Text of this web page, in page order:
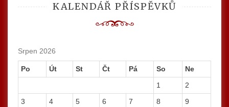
KALENDÁŘ PŘÍSPĚVKŮ
Srpen 2026
Po Út St Čt Pá So Ne
1
2
3
4 5 6 7 8
9